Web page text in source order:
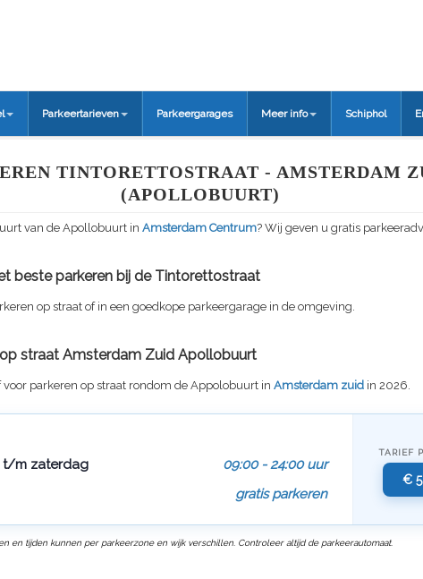
Parkeertarieven Parkeergarages Meer info Schiphol
TINTORETTOSTRAAT - AMSTERDAM
(APOLLOBUURT)
van de Apollobuurt in Amsterdam Centrum? Wij geven u gratis
beste parkeren bij de Tintorettostraat
op straat of in een goedkope parkeergarage in de omgeving.
straat Amsterdam Zuid Apollobuurt
voor parkeren op straat rondom de Appolobuurt in Amsterdam zuid in 2026.
t/m zaterdag
09:00 - 24:00 uur
gratis parkeren
TARIEF
€
en tijden kunnen per parkeerzone en wijk verschillen. Controleer altijd de parkeerautomaat.